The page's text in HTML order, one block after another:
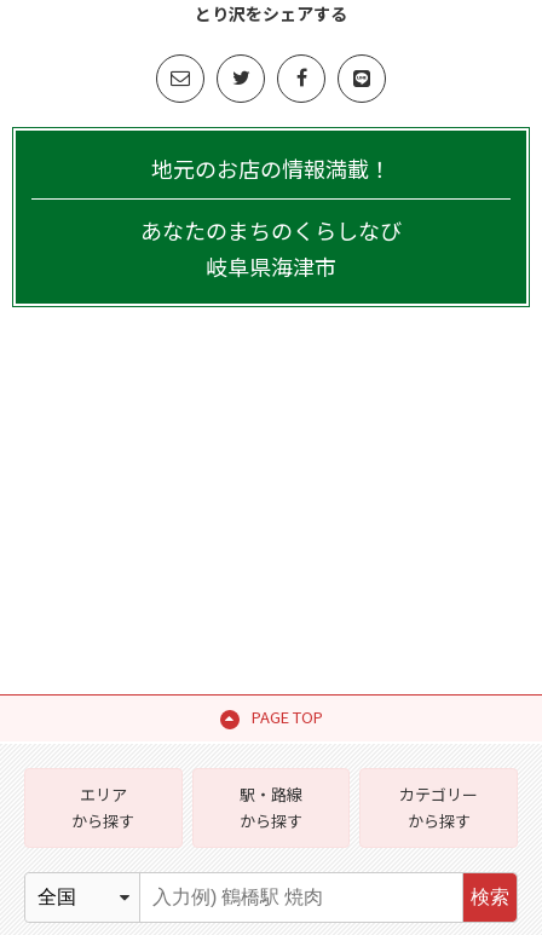
とり沢をシェアする
地元のお店の情報満載！
あなたのまちのくらしなび
岐阜県海津市
PAGE TOP
エリア
から探す
駅・路線
から探す
カテゴリー
から探す
検索